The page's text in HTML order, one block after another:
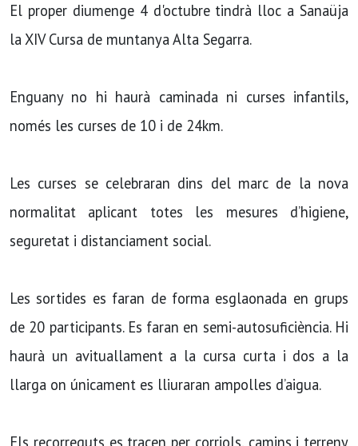
El proper diumenge 4 d'octubre tindrà lloc a Sanaüja
la XIV Cursa de muntanya Alta Segarra.
Enguany no hi haurà caminada ni curses infantils,
només les curses de 10 i de 24km.
Les curses se celebraran dins del marc de la nova
normalitat aplicant totes les mesures d’higiene,
seguretat i distanciament social.
Les sortides es faran de forma esglaonada en grups
de 20 participants. Es faran en semi-autosuficiència. Hi
haurà un avituallament a la cursa curta i dos a la
llarga on únicament es lliuraran ampolles d’aigua.